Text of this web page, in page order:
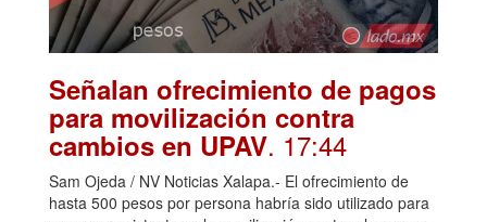
Señalan ofrecimiento de pagos
para movilización contra
cambios en UPAV. 17:44
Sam Ojeda / NV Noticias Xalapa.- El ofrecimiento de
hasta 500 pesos por persona habría sido utilizado para